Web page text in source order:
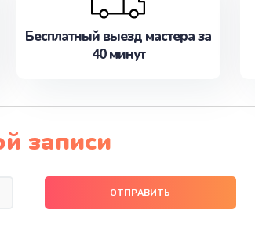
Бесплатный выезд мастера за
40 минут
записи